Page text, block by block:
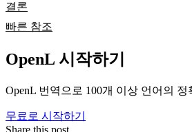
결론
빠른 참조
OpenL 시작하기
OpenL 번역으로 100개 이상 언어의
무료로 시작하기